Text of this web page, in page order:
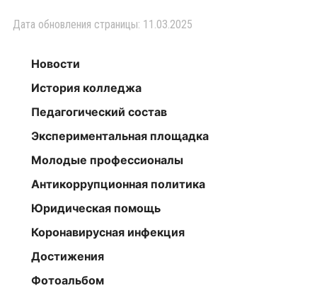
Дата обновления страницы: 11.03.2025
Новости
История колледжа
Педагогический состав
Экспериментальная площадка
Молодые профессионалы
Антикоррупционная политика
Юридическая помощь
Коронавирусная инфекция
Достижения
Фотоальбом